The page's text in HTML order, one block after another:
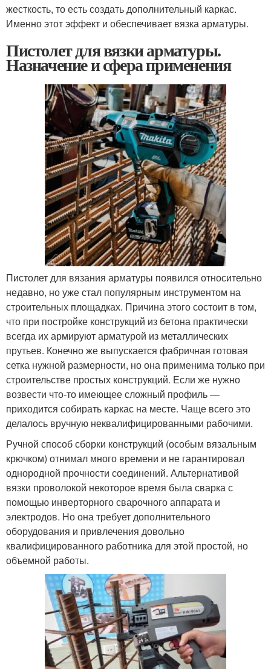
жесткость, то есть создать дополнительный каркас.
Именно этот эффект и обеспечивает вязка арматуры.
Пистолет для вязки арматуры.
Назначение и сфера применения
Пистолет для вязания арматуры появился относительно
недавно, но уже стал популярным инструментом на
строительных площадках. Причина этого состоит в том,
что при постройке конструкций из бетона практически
всегда их армируют арматурой из металлических
прутьев. Конечно же выпускается фабричная готовая
сетка нужной размерности, но она применима только при
строительстве простых конструкций. Если же нужно
возвести что-то имеющее сложный профиль —
приходится собирать каркас на месте. Чаще всего это
делалось вручную неквалифицированными рабочими.
Ручной способ сборки конструкций (особым вязальным
крючком) отнимал много времени и не гарантировал
однородной прочности соединений. Альтернативой
вязки проволокой некоторое время была сварка с
помощью инверторного сварочного аппарата и
электродов. Но она требует дополнительного
оборудования и привлечения довольно
квалифицированного работника для этой простой, но
объемной работы.